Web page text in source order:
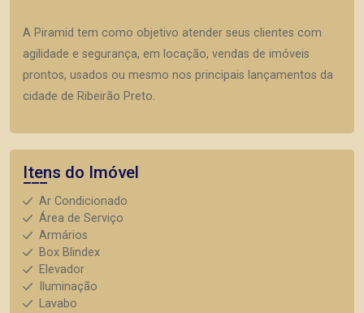
A Piramid tem como objetivo atender seus clientes com
agilidade e segurança, em locação, vendas de imóveis
prontos, usados ou mesmo nos principais lançamentos da
cidade de Ribeirão Preto.
Itens do Imóvel
Ar Condicionado
Área de Serviço
Armários
Box Blindex
Elevador
Iluminação
Lavabo